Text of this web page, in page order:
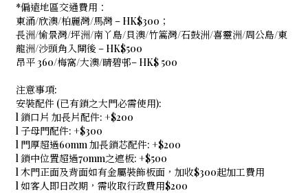
*偏遠地區交通費用：
東涌/欣澳/柏麗灣/馬灣 – HK$300；
長洲/愉景灣/坪洲/南丫島/貝澳/竹篙灣/石鼓洲/喜靈洲/周公島/東
龍洲/沙頭角入閘後 – HK$500
昂平 360/梅窩/大澳/晴碧邨– HK$ 500
注意事項:
安裝配件 (已有鎖之大門必需使用):
l 鎖口片 加長片配件: +$200
l 子母門配件: +$300
l 門厚超過60mm 加長鎖芯配件: +$200
l 鎖中位置超過70mm之遮板: +$500
l 木門正面及背面如有金屬裝飾板面，加收$300起加工費用
l 如客人即日改期，需收取行政費用$200